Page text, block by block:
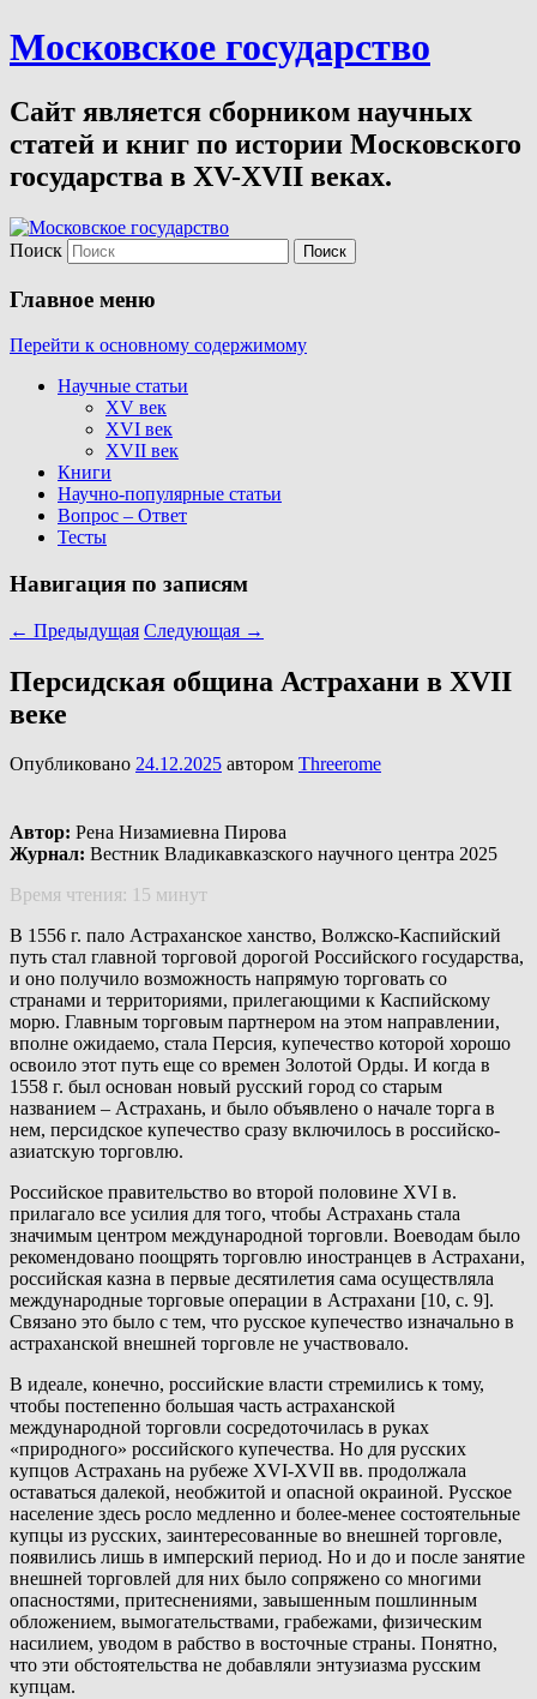
Московское государство
Сайт является сборником научных
статей и книг по истории Московского
государства в XV-XVII веках.
Поиск
Главное меню
Перейти к основному содержимому
Научные статьи
XV век
XVI век
XVII век
Книги
Научно-популярные статьи
Вопрос – Ответ
Тесты
Навигация по записям
← Предыдущая Следующая →
Персидская община Астрахани в XVII
веке
Опубликовано 24.12.2025 автором Threerome
Автор: Рена Низамиевна Пирова
Журнал: Вестник Владикавказского научного центра 2025
Время чтения: 15 минут
В 1556 г. пало Астраханское ханство, Волжско-Каспийский
путь стал главной торговой дорогой Российского государства,
и оно получило возможность напрямую торговать со
странами и территориями, прилегающими к Каспийскому
морю. Главным торговым партнером на этом направлении,
вполне ожидаемо, стала Персия, купечество которой хорошо
освоило этот путь еще со времен Золотой Орды. И когда в
1558 г. был основан новый русский город со старым
названием – Астрахань, и было объявлено о начале торга в
нем, персидское купечество сразу включилось в российско-
азиатскую торговлю.
Российское правительство во второй половине XVI в.
прилагало все усилия для того, чтобы Астрахань стала
значимым центром международной торговли. Воеводам было
рекомендовано поощрять торговлю иностранцев в Астрахани,
российская казна в первые десятилетия сама осуществляла
международные торговые операции в Астрахани [10, с. 9].
Связано это было с тем, что русское купечество изначально в
астраханской внешней торговле не участвовало.
В идеале, конечно, российские власти стремились к тому,
чтобы постепенно большая часть астраханской
международной торговли сосредоточилась в руках
«природного» российского купечества. Но для русских
купцов Астрахань на рубеже XVI-XVII вв. продолжала
оставаться далекой, необжитой и опасной окраиной. Русское
население здесь росло медленно и более-менее состоятельные
купцы из русских, заинтересованные во внешней торговле,
появились лишь в имперский период. Но и до и после занятие
внешней торговлей для них было сопряжено со многими
опасностями, притеснениями, завышенным пошлинным
обложением, вымогательствами, грабежами, физическим
насилием, уводом в рабство в восточные страны. Понятно,
что эти обстоятельства не добавляли энтузиазма русским
купцам.